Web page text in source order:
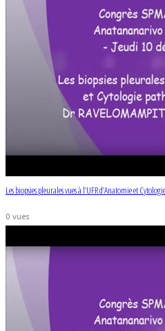
Les biopsies pleurales vues à l’UFR d’Anatomie et
0 vues